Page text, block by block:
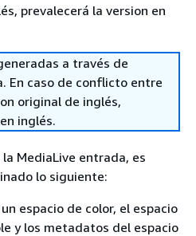
prevalecerá la version en
a través de
En caso de conflicto entre
original de inglés,
inglés.
MediaLive entrada, es
lo siguiente:
espacio de color, el espacio
y los metadatos del espacio